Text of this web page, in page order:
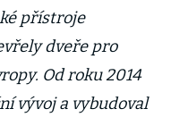
přístroje
dveře pro
Od roku 2014
vývoj a vybudoval